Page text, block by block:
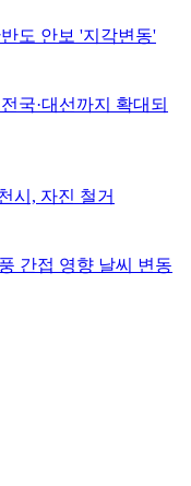
도 안보 '지각변동'
국·대선까지 확대되
시, 자진 철거
간접 영향 날씨 변동